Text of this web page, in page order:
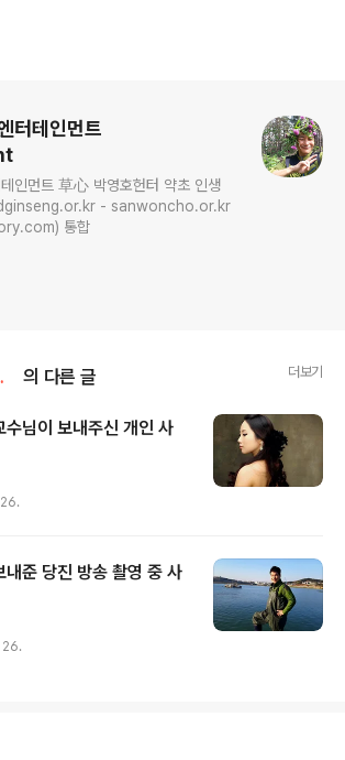
터테인먼트
인먼트 草心 박영호헌터 약초 인생
- sanwoncho.or.kr
통합
록 의 다른 글 더보기
수님이 보내주신 개인 사
내준 당진 방송 촬영 중 사
26.